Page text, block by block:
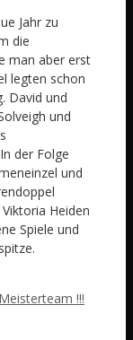
Jahr zu
die
man aber erst
legten schon
David und
und
der Folge
und
Heiden
Spiele und
!!!